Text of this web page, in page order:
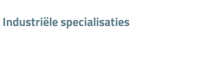
Industriële specialisaties